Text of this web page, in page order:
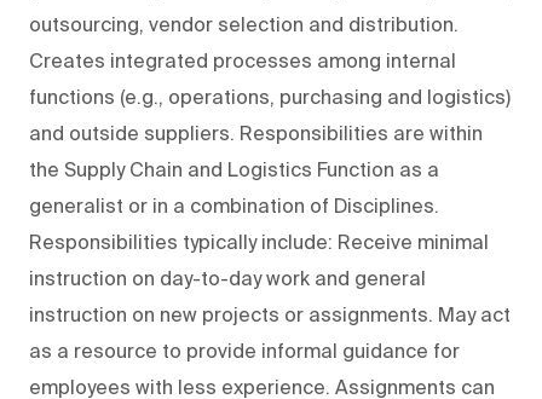
outsourcing, vendor selection and distribution.
Creates integrated processes among internal
functions (e.g., operations, purchasing and logistics)
and outside suppliers. Responsibilities are within
the Supply Chain and Logistics Function as a
generalist or in a combination of Disciplines.
Responsibilities typically include: Receive minimal
instruction on day-to-day work and general
instruction on new projects or assignments. May act
as a resource to provide informal guidance for
employees with less experience. Assignments can